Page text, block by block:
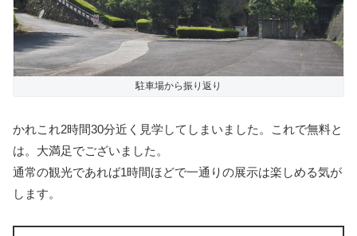
駐車場から振り返り
かれこれ2時間30分近く見学してしまいました。これで無料と
は。大満足でございました。
通常の観光であれば1時間ほどで一通りの展示は楽しめる気が
します。